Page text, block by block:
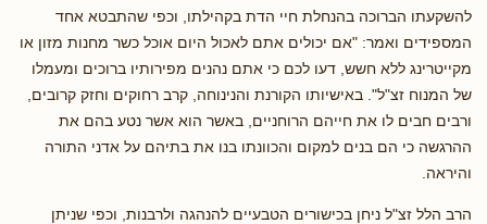
להשקעתו הברוכה בהנחלת חיי הדת בקהילתו, וכפי שהתבטא אחד
המספידים ואמר: "אם יכולים אתם לאכול היום אוכל כשר מחנות מזון או
מקייטרינג ללא חשש, דעו לכם כי אתם נהנים מפירותיו ברוכים ומעמלו
של המנוח זצ"ל". באישיותו הקורנת והנינוחה, קרב רחוקים וחזק קרובים,
ורבים חבים לו את חייהם הרוחניים, באשר הוא אשר נטע בהם את
ההרגשה כי הם בנים למקום והכוונתו בנו את בתיהם על אדני התורה
והיראה.
הרב הלל זצ"ל ניחן בכישורים הטבעיים להנהגה ולרבנות, וכפי שניתן